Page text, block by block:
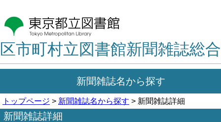
区市町村立図書館新聞雑誌総
新聞雑誌名から探す
トップページ > 新聞雑誌名から探す > 新聞雑誌詳細
新聞雑誌詳細